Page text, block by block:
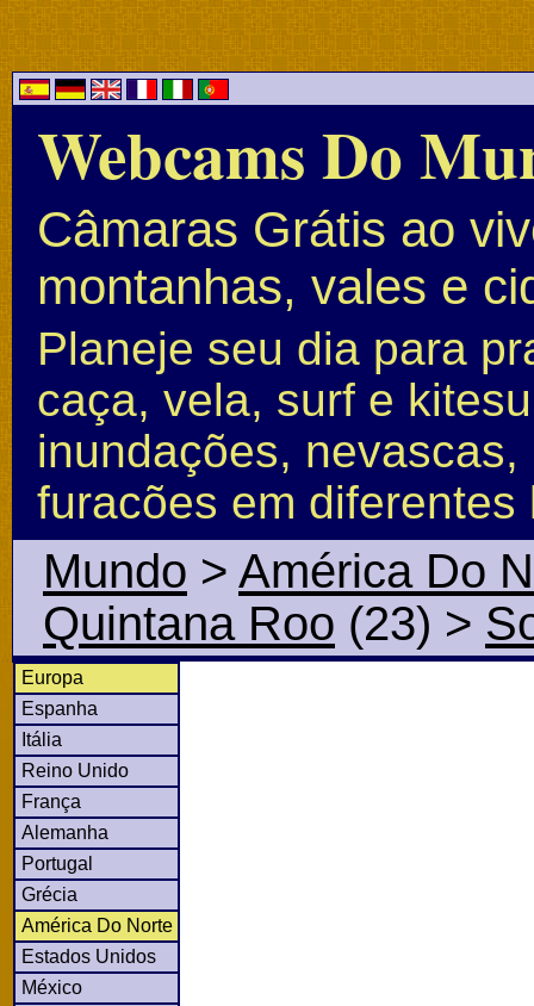
Webcams Do
Câmaras Grátis ao
montanhas, vales e
Planeje seu dia para
caça, vela, surf e
inundações,
furacões em
Mundo > América Do
Quintana Roo (23) >
Europa
Espanha
Itália
Reino Unido
França
Alemanha
Portugal
Grécia
América Do Norte
Estados Unidos
México